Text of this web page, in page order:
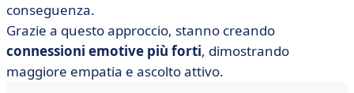
conseguenza.
Grazie a questo approccio, stanno creando
connessioni emotive più forti, dimostrando
maggiore empatia e ascolto attivo.